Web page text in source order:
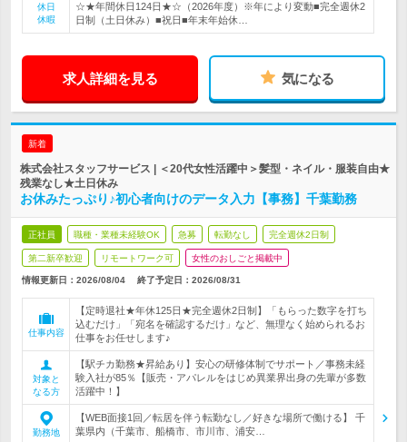
休日
休暇
☆★年間休日124日★☆（2026年度）※年により変動■完全週休2
日制（土日休み）■祝日■年末年始休…
求人詳細を見る 気になる
新着
株式会社スタッフサービス | ＜20代女性活躍中＞髪型・ネイル・服装自由★
残業なし★土日休み
お休みたっぷり♪初心者向けのデータ入力【事務】千葉勤務
正社員 職種・業種未経験OK 急募 転勤なし 完全週休2日制
第二新卒歓迎 リモートワーク可 女性のおしごと掲載中
情報更新日：2026/08/04 終了予定日： 2026/08/31
仕事内容
【定時退社★年休125日★完全週休2日制】「もらった数字を打ち
込むだけ」「宛名を確認するだけ」など、無理なく始められるお
仕事をお任せします♪
対象と
なる方
【駅チカ勤務★昇給あり】安心の研修体制でサポート／事務未経
験入社が85％【販売・アパレルをはじめ異業界出身の先輩が多数
活躍中！】
勤務地
【WEB面接1回／転居を伴う転勤なし／好きな場所で働ける】 千
葉県内（千葉市、船橋市、市川市、浦安…